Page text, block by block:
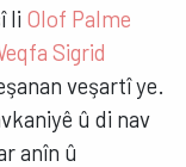
li Olof Palme
Sigrid
veşartî ye.
û di nav
anîn û